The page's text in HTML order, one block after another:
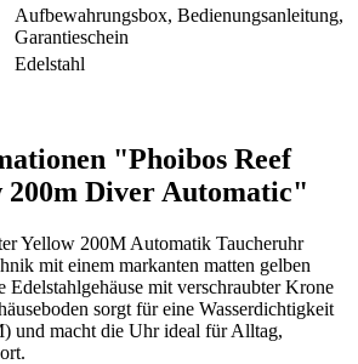
Aufbewahrungsbox, Bedienungsanleitung,
Garantieschein
Edelstahl
"Phoibos Reef
200m Diver Automatic"
Yellow 200M Automatik Taucheruhr
mit einem markanten matten gelben
Edelstahlgehäuse mit verschraubter Krone
sorgt für eine Wasserdichtigkeit
und macht die Uhr ideal für Alltag,